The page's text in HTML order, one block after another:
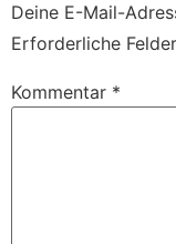
Deine E-Mail-
Erforderliche
Kommentar *